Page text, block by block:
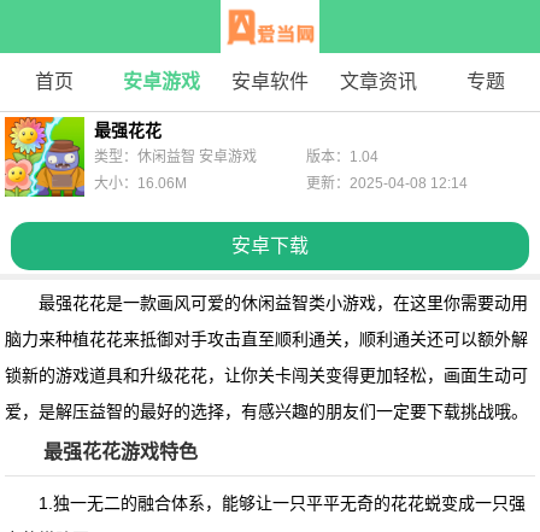
首页 安卓游戏 安卓软件 文章资讯 专题
最强花花
安卓下载
类型：休闲益智 安卓游戏
版本：1.04
大小：16.06M
更新：2025-04-08 12:14
最强花花是一款画风可爱的休闲益智类小游戏，在这里你需要动用
脑力来种植花花来抵御对手攻击直至顺利通关，顺利通关还可以额外解
锁新的游戏道具和升级花花，让你关卡闯关变得更加轻松，画面生动可
爱，是解压益智的最好的选择，有感兴趣的朋友们一定要下载挑战哦。
最强花花游戏特色
1.独一无二的融合体系，能够让一只平平无奇的花花蜕变成一只强